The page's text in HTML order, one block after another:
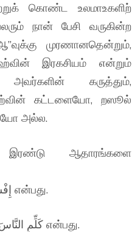
கொண்ட உலமாஉகளிற்
நான் பேசி வருகின்ற
முரணானதென்றும்,
இரகசியம் என்றும்
அவர்களின் கருத்தும்,
கட்டளையோ, றஸூல்
அல்ல.
ஆதாரங்களை
ஒன்று – إِفْشَاءُ سِرِّ الرُّبُوْبِيَّةِ كُفْرٌ என்பது.
இரண்டு – كَلِّمِ النَّاسَ عَلَى قَدْرِ عُقُوْلِهِمْ என்பது.